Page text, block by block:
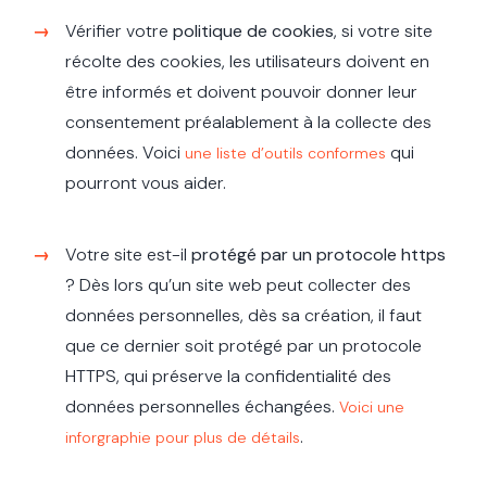
Vérifier votre politique de cookies, si votre site
récolte des cookies, les utilisateurs doivent en
être informés et doivent pouvoir donner leur
consentement préalablement à la collecte des
données. Voici une liste d’outils conformes qui
pourront vous aider.
Votre site est-il protégé par un protocole https
? Dès lors qu’un site web peut collecter des
données personnelles, dès sa création, il faut
que ce dernier soit protégé par un protocole
HTTPS, qui préserve la confidentialité des
données personnelles échangées. Voici une
inforgraphie pour plus de détails.